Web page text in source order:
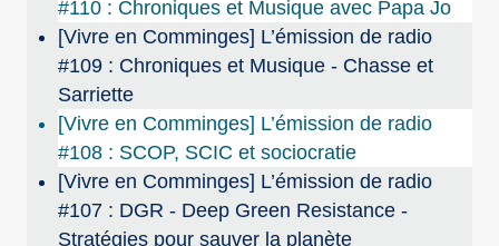
#110 : Chroniques et Musique avec Papa Jo
[Vivre en Comminges] L’émission de radio
#109 : Chroniques et Musique - Chasse et
Sarriette
[Vivre en Comminges] L’émission de radio
#108 : SCOP, SCIC et sociocratie
[Vivre en Comminges] L’émission de radio
#107 : DGR - Deep Green Resistance -
Stratégies pour sauver la planète